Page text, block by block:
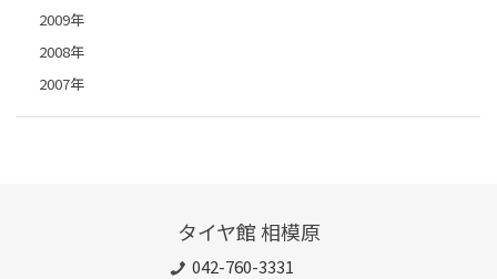
2009年
2008年
2007年
タイヤ館 相模原
042-760-3331